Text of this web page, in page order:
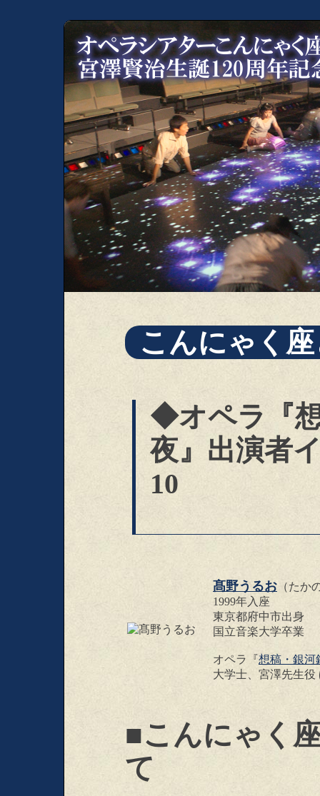
こんにゃく
◆オペラ『
夜』出演者
10
髙野うるお （たか
1999年入座
東京都府中市出身
国立音楽大学卒業
オペラ『想稿・銀河
大学士、宮澤先生役
■こんにゃく
て